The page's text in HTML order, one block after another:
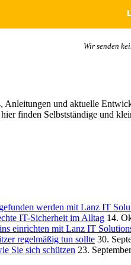
Wir senden
und aktuelle
finden Selbstständige und
werden mit Lanz IT
IT-Sicherheit im Alltag 14.
einrichten mit Lanz IT
regelmäßig tun sollte 30.
Sie sich schützen 23.